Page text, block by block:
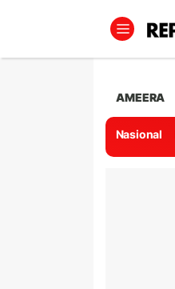
AMEERA
Nasional